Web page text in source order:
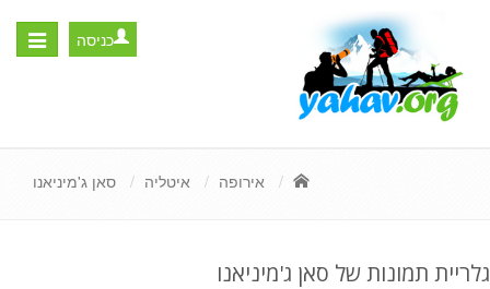
Toggle
כניסה
אירופה איטליה סאן ג'מיניאנו
גלריית תמונות של סאן ג'מיניאנו